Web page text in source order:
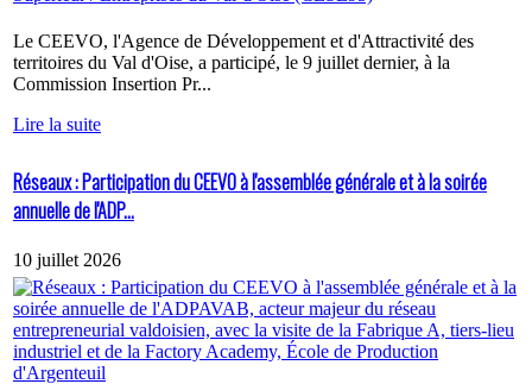
Le CEEVO, l'Agence de Développement et d'Attractivité des
territoires du Val d'Oise, a participé, le 9 juillet dernier, à la
Commission Insertion Pr...
Lire la suite
Réseaux : Participation du CEEVO à l'assemblée générale et à la soirée
annuelle de l'ADP...
10 juillet 2026